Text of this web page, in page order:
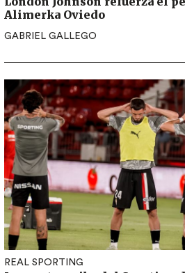
Alimerka Oviedo
GABRIEL GALLEGO
REAL SPORTING